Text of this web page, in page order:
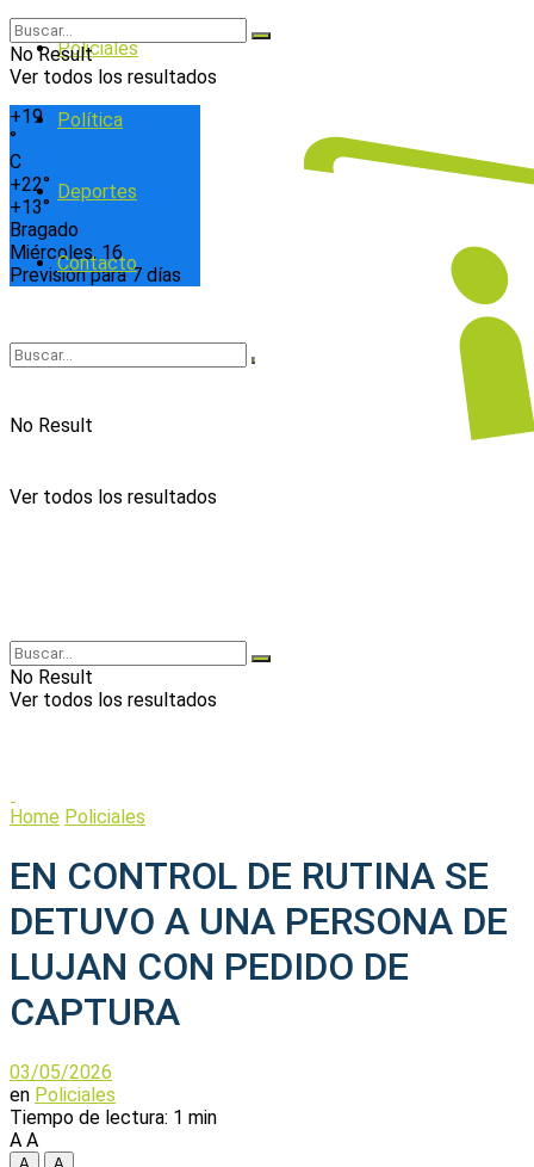
+19
°
C
+22°
+13°
Bragado
Miércoles, 16
Previsión para 7 días
Policiales
Política
Deportes
Contacto
No Result
Ver todos los resultados
No Result
Ver todos los resultados
No Result
Ver todos los resultados
Home Policiales
EN CONTROL DE RUTINA SE
DETUVO A UNA PERSONA DE
LUJAN CON PEDIDO DE
CAPTURA
03/05/2026
en Policiales
Tiempo de lectura: 1 min
A A